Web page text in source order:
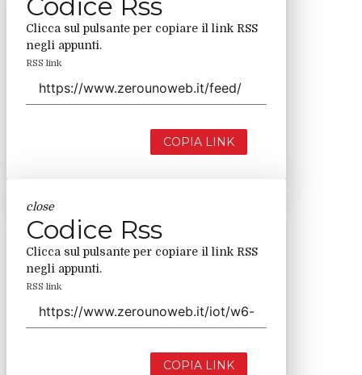
Clicca sul pulsante per copiare il link RSS
negli appunti.
RSS link
COPIA LINK
close
Codice Rss
Clicca sul pulsante per copiare il link RSS
negli appunti.
RSS link
COPIA LINK